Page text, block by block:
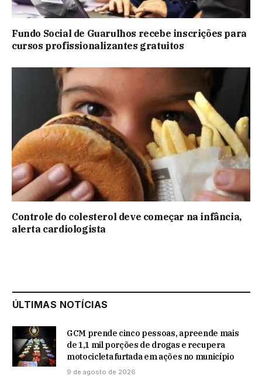
Fundo Social de Guarulhos recebe inscrições para
cursos profissionalizantes gratuitos
Controle do colesterol deve começar na infância,
alerta cardiologista
ÚLTIMAS NOTÍCIAS
GCM prende cinco pessoas, apreende mais
de 1,1 mil porções de drogas e recupera
motocicleta furtada em ações no município
9 de agosto de 2026